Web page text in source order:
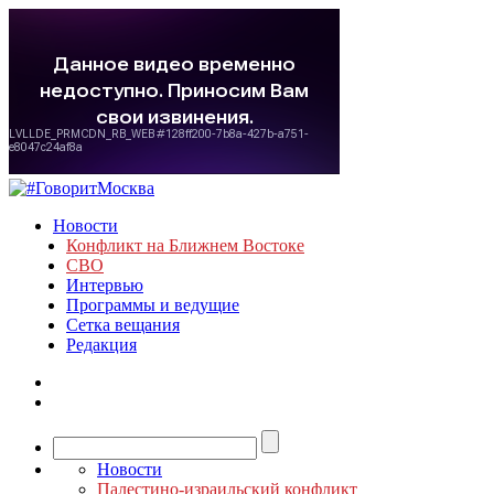
Новости
Конфликт на Ближнем Востоке
СВО
Интервью
Программы и ведущие
Сетка вещания
Редакция
Новости
Палестино-израильский конфликт